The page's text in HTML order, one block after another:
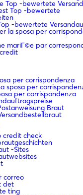
Top -bewertete
Top -bewertete
-bewertete
la sposa per
mariГ©e par
per corrispondenza
sposa per
per corrispondenza
Braut
credit check
-Sites
correo
det
ting